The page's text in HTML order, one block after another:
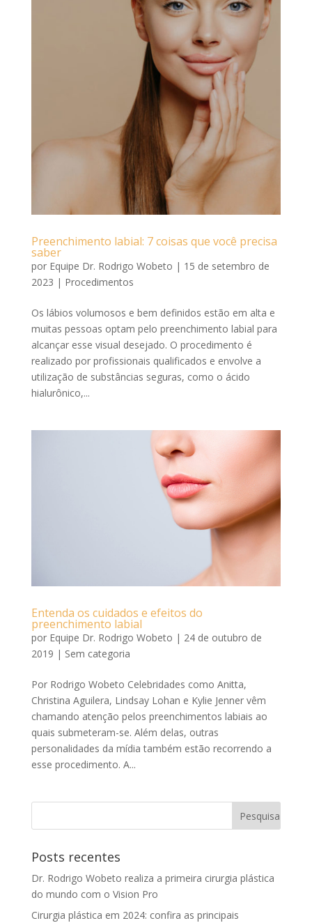
Preenchimento labial: 7 coisas que você precisa
saber
por Equipe Dr. Rodrigo Wobeto | 15 de setembro de
2023 | Procedimentos
Os lábios volumosos e bem definidos estão em alta e
muitas pessoas optam pelo preenchimento labial para
alcançar esse visual desejado. O procedimento é
realizado por profissionais qualificados e envolve a
utilização de substâncias seguras, como o ácido
hialurônico,...
Entenda os cuidados e efeitos do
preenchimento labial
por Equipe Dr. Rodrigo Wobeto | 24 de outubro de
2019 | Sem categoria
Por Rodrigo Wobeto Celebridades como Anitta,
Christina Aguilera, Lindsay Lohan e Kylie Jenner vêm
chamando atenção pelos preenchimentos labiais ao
quais submeteram-se. Além delas, outras
personalidades da mídia também estão recorrendo a
esse procedimento. A...
Posts recentes
Dr. Rodrigo Wobeto realiza a primeira cirurgia plástica
do mundo com o Vision Pro
Cirurgia plástica em 2024: confira as principais